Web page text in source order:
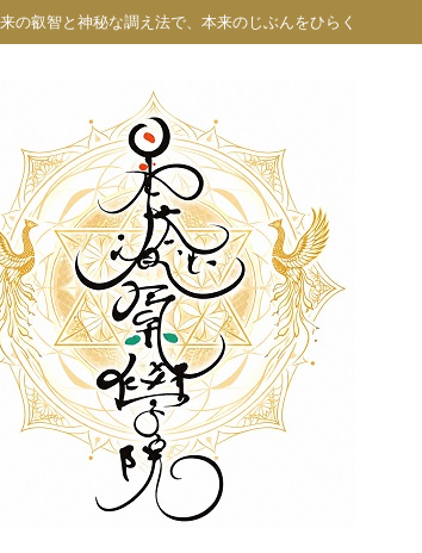
の叡智と神秘な調え法で、本来のじぶんをひらく